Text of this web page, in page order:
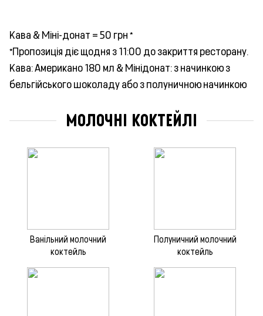
Кава & Міні-донат = 50 грн *
*Пропозиція діє щодня з 11:00 до закриття ресторану.
Кава: Американо 180 мл & Мінідонат: з начинкою з
бельгійського шоколаду або з полуничною начинкою
МОЛОЧНІ КОКТЕЙЛІ
Ванільний молочний
коктейль
Полуничний молочний
коктейль